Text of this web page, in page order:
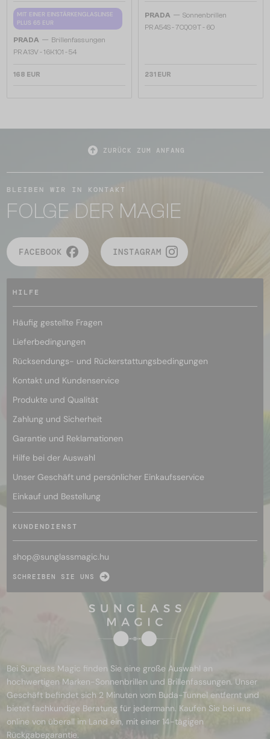
MIT EINER EINSTÄRKENGLASLINSE
PLUS 65 EUR
PRADA — Brillenfassungen
PR A13V - 16K1O1 - 54
168 EUR
PRADA — Sonnenbrillen
PR A54S - 7CQ09T - 60
231 EUR
ZURÜCK ZUM ANFANG
BLEIBEN WIR IN KONTAKT
FOLGE DER MAGIE
FACEBOOK INSTAGRAM
HILFE
Häufig gestellte Fragen
Lieferbedingungen
Rücksendungs- und Rückerstattungsbedingungen
Kontakt und Kundenservice
Produkte und Qualität
Zahlung und Sicherheit
Garantie und Reklamationen
Hilfe bei der Auswahl
Unser Geschäft und persönlicher Einkaufsservice
Einkauf und Bestellung
KUNDENDIENST
shop@sunglassmagic.hu
SCHREIBEN SIE UNS
Bei Sunglass Magic finden Sie eine große Auswahl an
hochwertigen Marken-Sonnenbrillen und Brillenfassungen. Unser
Geschäft befindet sich 2 Minuten vom Buda-Tunnel entfernt und
bietet fachkundige Beratung für jedermann. Kaufen Sie bei uns
online von überall im Land ein, mit einer 14-tägigen
Rückgabegarantie.